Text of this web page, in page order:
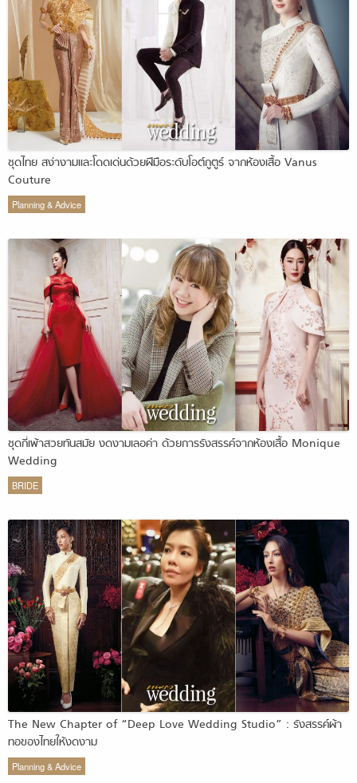
ชุดไทย สง่างามและโดดเด่นด้วยฝีมือระดับโอต์กูตูร์ จากห้องเสื้อ Vanus
Couture
Planning & Advice
ชุดกี่เพ้าสวยทันสมัย งดงามเลอค่า ด้วยการรังสรรค์จากห้องเสื้อ Monique
Wedding
BRIDE
The New Chapter of “Deep Love Wedding Studio” : รังสรรค์ผ้า
ทอของไทยให้งดงาม
Planning & Advice